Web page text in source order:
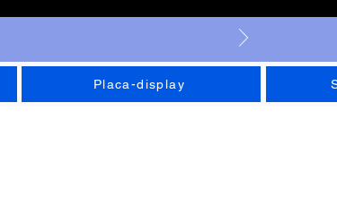
Placa-display